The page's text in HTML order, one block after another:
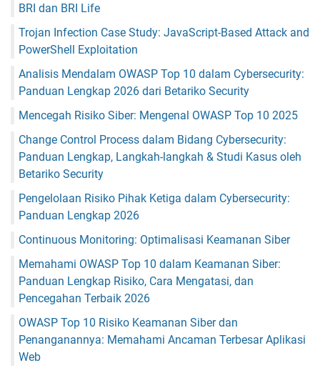
BRI dan BRI Life
Trojan Infection Case Study: JavaScript-Based Attack and
PowerShell Exploitation
Analisis Mendalam OWASP Top 10 dalam Cybersecurity:
Panduan Lengkap 2026 dari Betariko Security
Mencegah Risiko Siber: Mengenal OWASP Top 10 2025
Change Control Process dalam Bidang Cybersecurity:
Panduan Lengkap, Langkah-langkah & Studi Kasus oleh
Betariko Security
Pengelolaan Risiko Pihak Ketiga dalam Cybersecurity:
Panduan Lengkap 2026
Continuous Monitoring: Optimalisasi Keamanan Siber
Memahami OWASP Top 10 dalam Keamanan Siber:
Panduan Lengkap Risiko, Cara Mengatasi, dan
Pencegahan Terbaik 2026
OWASP Top 10 Risiko Keamanan Siber dan
Penanganannya: Memahami Ancaman Terbesar Aplikasi
Web